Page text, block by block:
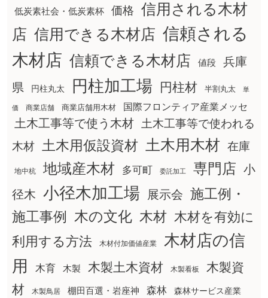
低炭素社会・低炭素杯 価格
信用される木材
店 信用できる木材店 信頼される
木材店 信頼できる木材店 値段
兵庫
県
円柱丸太 円柱加工場 円柱材 半割丸太 単
価 商業店舗 商業店舗用木材 国際フロンティア産業メッセ
土木工事等で使う木材
土木工事等で使われる
木材
土木用仮設資材 土木用木材 在庫
地中杭 地域産木材 多可町 委託加工 専門店 小
径木 小径木加工場 展示会 施工例・
施工事例
木の文化 木材 木材を有効に
利用する方法
木材付加価値産業
木材店の信
用
木育 木製 木製土木資材 木製看板
木製資
材
木製鳥居 棚田百選・岩座神 森林 森林サービス産業